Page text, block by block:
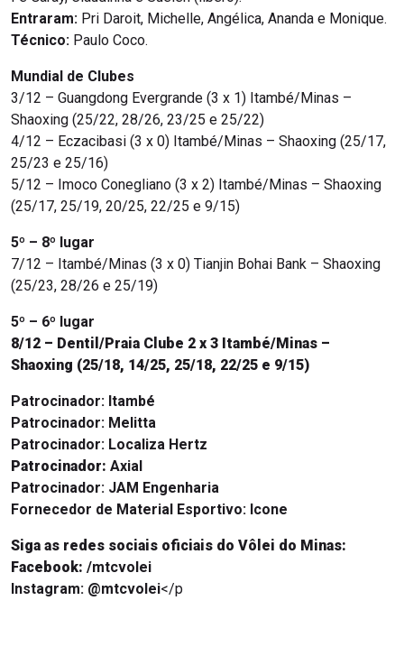
Entraram: Pri Daroit, Michelle, Angélica, Ananda e Monique.
Técnico: Paulo Coco.
Mundial de Clubes
3/12 – Guangdong Evergrande (3 x 1) Itambé/Minas –
Shaoxing (25/22, 28/26, 23/25 e 25/22)
4/12 – Eczacibasi (3 x 0) Itambé/Minas – Shaoxing (25/17,
25/23 e 25/16)
5/12 – Imoco Conegliano (3 x 2) Itambé/Minas – Shaoxing
(25/17, 25/19, 20/25, 22/25 e 9/15)
5º – 8º lugar
7/12 – Itambé/Minas (3 x 0) Tianjin Bohai Bank – Shaoxing
(25/23, 28/26 e 25/19)
5º – 6º lugar
8/12 – Dentil/Praia Clube 2 x 3 Itambé/Minas –
Shaoxing (25/18, 14/25, 25/18, 22/25 e 9/15)
Patrocinador: Itambé
Patrocinador: Melitta
Patrocinador: Localiza Hertz
Patrocinador: Axial
Patrocinador: JAM Engenharia
Fornecedor de Material Esportivo: Icone
Siga as redes sociais oficiais do Vôlei do Minas:
Facebook: /mtcvolei
Instagram: @mtcvolei</p